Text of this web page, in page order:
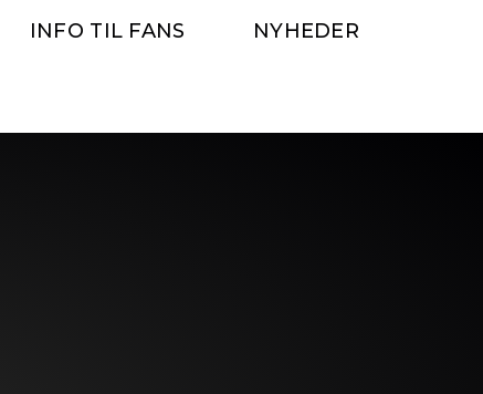
INFO TIL FANS NYHEDER